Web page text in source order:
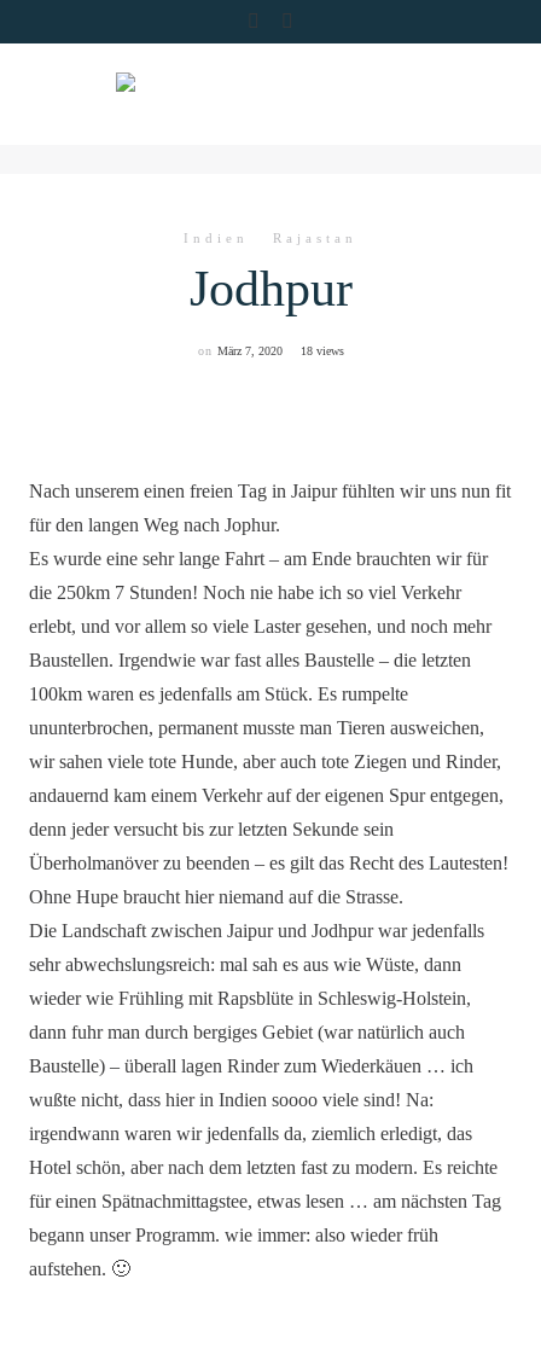
to
Indien Rajastan
Jodhpur
on März 7, 2020 18 views
Nach unserem einen freien Tag in Jaipur fühlten wir uns nun fit
für den langen Weg nach Jophur.
Es wurde eine sehr lange Fahrt – am Ende brauchten wir für
die 250km 7 Stunden! Noch nie habe ich so viel Verkehr
erlebt, und vor allem so viele Laster gesehen, und noch mehr
Baustellen. Irgendwie war fast alles Baustelle – die letzten
100km waren es jedenfalls am Stück. Es rumpelte
ununterbrochen, permanent musste man Tieren ausweichen,
wir sahen viele tote Hunde, aber auch tote Ziegen und Rinder,
andauernd kam einem Verkehr auf der eigenen Spur entgegen,
denn jeder versucht bis zur letzten Sekunde sein
Überholmanöver zu beenden – es gilt das Recht des Lautesten!
Ohne Hupe braucht hier niemand auf die Strasse.
Die Landschaft zwischen Jaipur und Jodhpur war jedenfalls
sehr abwechslungsreich: mal sah es aus wie Wüste, dann
wieder wie Frühling mit Rapsblüte in Schleswig-Holstein,
dann fuhr man durch bergiges Gebiet (war natürlich auch
Baustelle) – überall lagen Rinder zum Wiederkäuen … ich
wußte nicht, dass hier in Indien soooo viele sind! Na:
irgendwann waren wir jedenfalls da, ziemlich erledigt, das
Hotel schön, aber nach dem letzten fast zu modern. Es reichte
für einen Spätnachmittagstee, etwas lesen … am nächsten Tag
begann unser Programm. wie immer: also wieder früh
aufstehen. 🙂